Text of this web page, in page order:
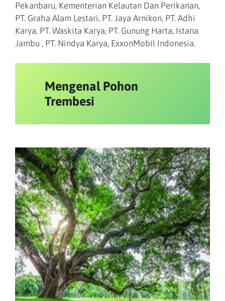
Pekanbaru, Kementerian Kelautan Dan Perikanan,
PT. Graha Alam Lestari, PT. Jaya Arnikon, PT. Adhi
Karya, PT. Waskita Karya, PT. Gunung Harta, Istana
Jambu , PT. Nindya Karya, ExxonMobil Indonesia.
Mengenal Pohon
Trembesi